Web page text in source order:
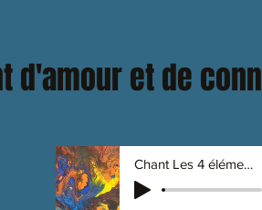
d'amour et de
Chant Les 4 éléments